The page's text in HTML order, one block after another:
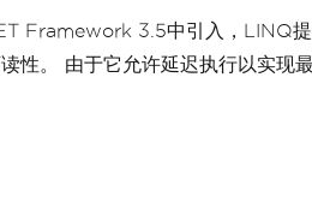
Framework 3.5中引入，LINQ
性。 由于它允许延迟执行以实现